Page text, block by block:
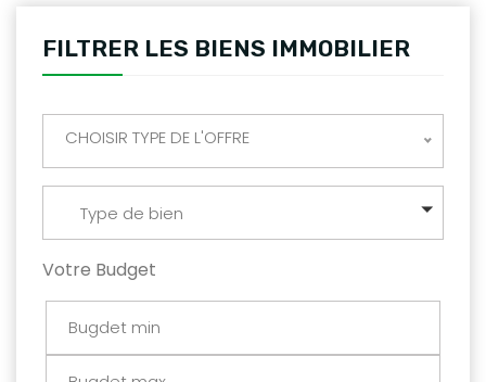
FILTRER LES BIENS IMMOBILIER
CHOISIR TYPE DE L'OFFRE
Type de bien
Votre Budget